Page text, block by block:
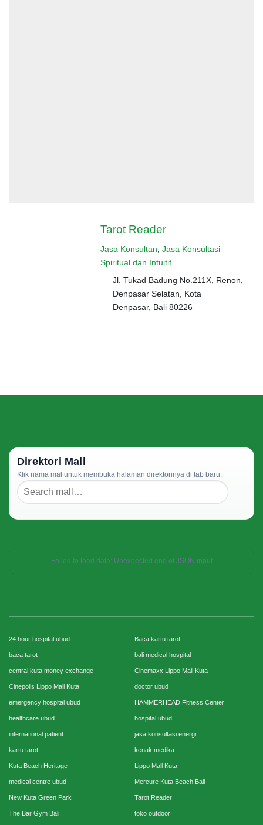
Tarot Reader
Jasa Konsultan Jasa Konsultasi
Spiritual dan Intuitif
Jl. Tukad Badung No.211X, Renon,
Denpasar Selatan, Kota
Denpasar, Bali 80226
Direktori Mall
Klik nama mal untuk membuka halaman direktorinya di tab baru.
Failed to load data: Unexpected end of JSON input
24 hour hospital ubud Baca kartu tarot
baca tarot bali medical hospital
central kuta money exchange Cinemaxx Lippo Mall Kuta
Cinepolis Lippo Mall Kuta doctor ubud
emergency hospital ubud HAMMERHEAD Fitness Center
healthcare ubud hospital ubud
international patient jasa konsultasi energi
kartu tarot kenak medika
Kuta Beach Heritage Lippo Mall Kuta
medical centre ubud Mercure Kuta Beach Bali
New Kuta Green Park Tarot Reader
The Bar Gym Bali toko outdoor